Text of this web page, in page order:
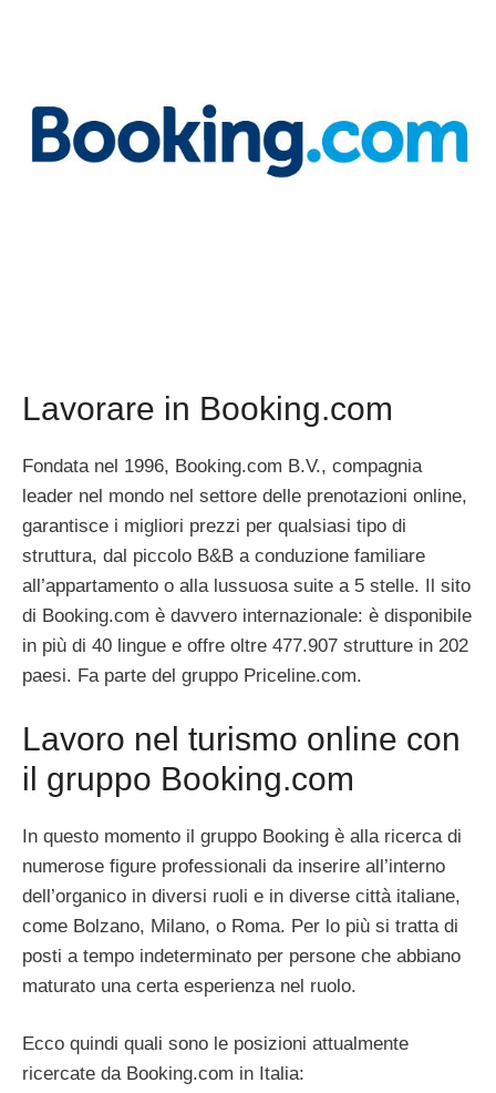
Lavorare in Booking.com
Fondata nel 1996, Booking.com B.V., compagnia
leader nel mondo nel settore delle prenotazioni online,
garantisce i migliori prezzi per qualsiasi tipo di
struttura, dal piccolo B&B a conduzione familiare
all’appartamento o alla lussuosa suite a 5 stelle. Il sito
di Booking.com è davvero internazionale: è disponibile
in più di 40 lingue e offre oltre 477.907 strutture in 202
paesi. Fa parte del gruppo Priceline.com.
Lavoro nel turismo online con
il gruppo Booking.com
In questo momento il gruppo Booking è alla ricerca di
numerose figure professionali da inserire all’interno
dell’organico in diversi ruoli e in diverse città italiane,
come Bolzano, Milano, o Roma. Per lo più si tratta di
posti a tempo indeterminato per persone che abbiano
maturato una certa esperienza nel ruolo.
Ecco quindi quali sono le posizioni attualmente
ricercate da Booking.com in Italia: